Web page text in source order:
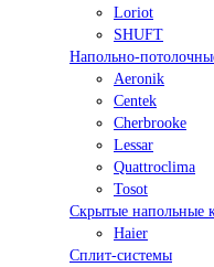
Loriot
SHUFT
Напольно-
Aeronik
Centek
Cherbrooke
Lessar
Quattroclima
Tosot
Скрытые напольные
Haier
Сплит-системы